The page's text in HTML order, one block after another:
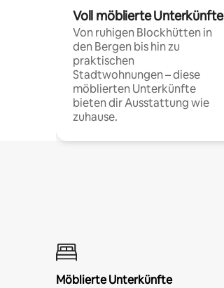
Voll möblierte Unterkünfte
Von ruhigen Blockhütten in
den Bergen bis hin zu
praktischen
Stadtwohnungen – diese
möblierten Unterkünfte
bieten dir Ausstattung wie
zuhause.
Möblierte Unterkünfte